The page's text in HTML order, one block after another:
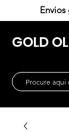
GOLD
Envios